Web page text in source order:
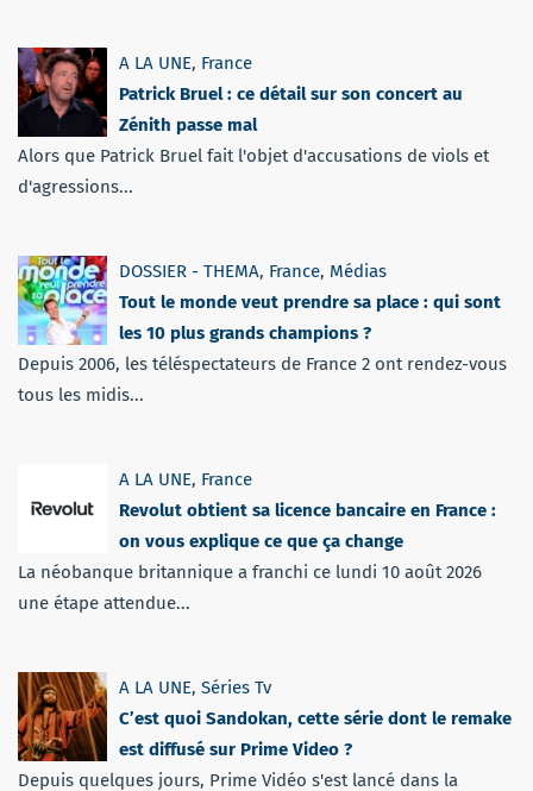
A LA UNE, France
Patrick Bruel : ce détail sur son concert au
Zénith passe mal
Alors que Patrick Bruel fait l'objet d'accusations de viols et
d'agressions...
DOSSIER - THEMA, France, Médias
Tout le monde veut prendre sa place : qui sont
les 10 plus grands champions ?
Depuis 2006, les téléspectateurs de France 2 ont rendez-vous
tous les midis...
A LA UNE, France
Revolut obtient sa licence bancaire en France :
on vous explique ce que ça change
La néobanque britannique a franchi ce lundi 10 août 2026
une étape attendue...
A LA UNE, Séries Tv
C’est quoi Sandokan, cette série dont le remake
est diffusé sur Prime Video ?
Depuis quelques jours, Prime Vidéo s'est lancé dans la